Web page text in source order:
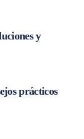
y
prácticos